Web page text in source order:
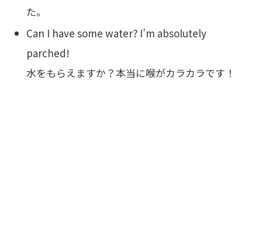
た。
Can I have some water? I’m absolutely
parched!
水をもらえますか？本当に喉がカラカラです！